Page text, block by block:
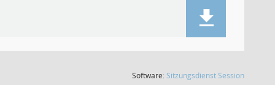
Software: Sitzungsdienst Session(Wird in